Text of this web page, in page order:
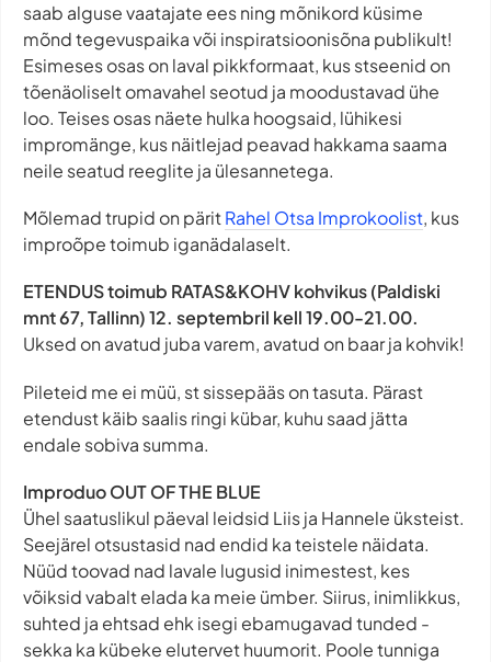
saab alguse vaatajate ees ning mõnikord küsime
mõnd tegevuspaika või inspiratsioonisõna publikult!
Esimeses osas on laval pikkformaat, kus stseenid on
tõenäoliselt omavahel seotud ja moodustavad ühe
loo. Teises osas näete hulka hoogsaid, lühikesi
impromänge, kus näitlejad peavad hakkama saama
neile seatud reeglite ja ülesannetega.
Mõlemad trupid on päritRahel Otsa Improkoolist, kus
improõpe toimub iganädalaselt.
ETENDUS toimub RATAS&KOHV kohvikus (Paldiski
mnt 67, Tallinn) 12. septembril kell 19.00-21.00.
Uksed on avatud juba varem, avatud on baar ja kohvik!
Pileteid me ei müü, st sissepääs on tasuta. Pärast
etendust käib saalis ringi kübar, kuhu saad jätta
endale sobiva summa.
Improduo OUT OF THE BLUE
Ühel saatuslikul päeval leidsid Liis ja Hannele üksteist.
Seejärel otsustasid nad endid ka teistele näidata.
Nüüd toovad nad lavale lugusid inimestest, kes
võiksid vabalt elada ka meie ümber. Siirus, inimlikkus,
suhted ja ehtsad ehk isegi ebamugavad tunded -
sekka ka kübeke elutervet huumorit. Poole tunniga